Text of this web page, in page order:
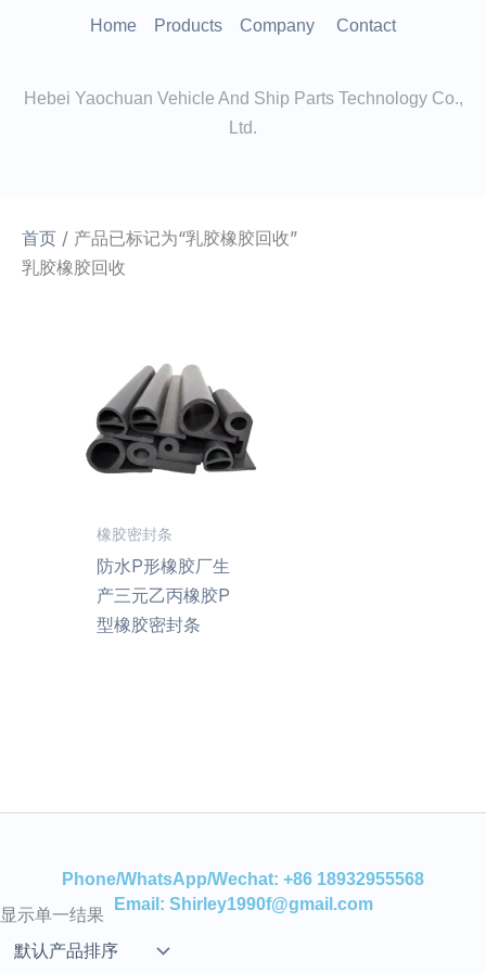
Home Products Company Contact
Hebei Yaochuan Vehicle And Ship Parts Technology Co.,
Ltd.
首页 / 产品已标记为“乳胶橡胶回收”
乳胶橡胶回收
显示单一结果
橡胶密封条
防水P形橡胶厂生
产三元乙丙橡胶P
型橡胶密封条
Phone/WhatsApp/Wechat: +86 18932955568
Email: Shirley1990f@gmail.com